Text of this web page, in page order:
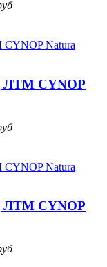
ЛТМ CYNOP
ЛТМ CYNOP